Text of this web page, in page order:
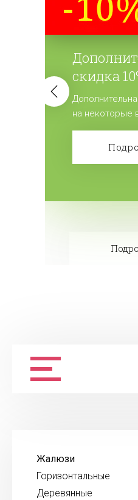
скидка
на некоторые
при
течении года.
Жалюзи
Горизонтальные
Деревянные